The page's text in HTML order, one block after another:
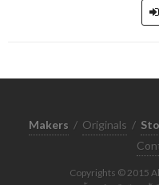
Makers / Originals /
Copyrights © 2015